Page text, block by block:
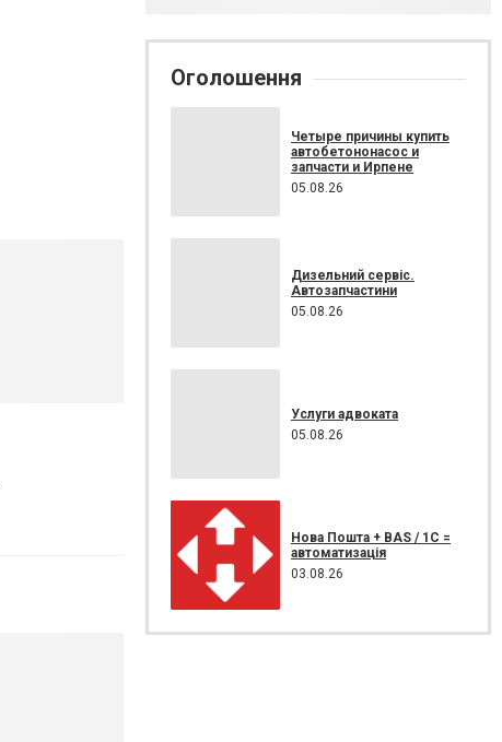
Оголошення
Четыре причины купить
автобетононасос и
запчасти и Ирпене
05.08.26
Дизельний сервіс.
Автозапчастини
05.08.26
Услуги адвоката
05.08.26
Нова Пошта + BAS / 1C =
автоматизація
03.08.26